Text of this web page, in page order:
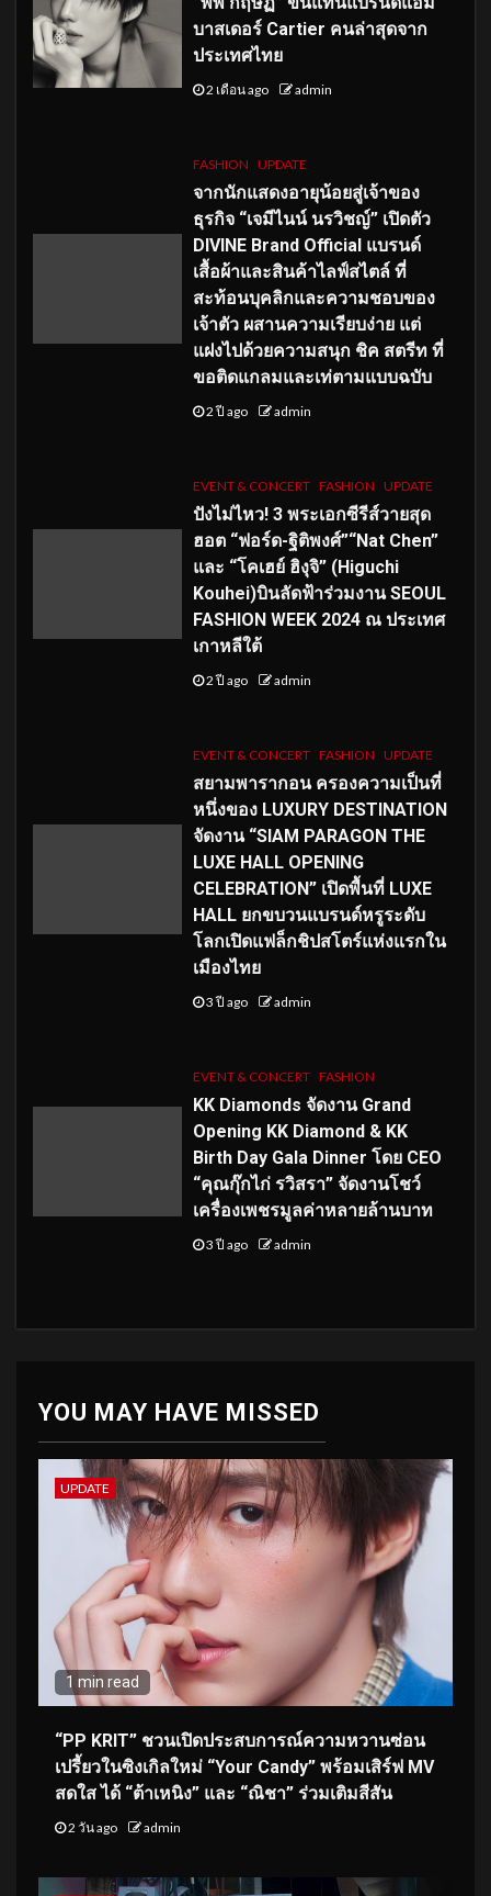
บาสเดอร์ Cartier คนล่าสุดจาก
ประเทศไทย
2 เดือน ago admin
FASHION UPDATE
จากนักแสดงอายุน้อยสู่เจ้าของ
ธุรกิจ “เจมีไนน์ นรวิชญ์” เปิดตัว
DIVINE Brand Official แบรนด์
เสื้อผ้าและสินค้าไลฟ์สไตล์ ที่
สะท้อนบุคลิกและความชอบของ
เจ้าตัว ผสานความเรียบง่าย แต่
แฝงไปด้วยความสนุก ชิค สตรีท ที่
ขอติดแกลมและเท่ตามแบบฉบับ
2 ปี ago admin
EVENT & CONCERT FASHION UPDATE
ปังไม่ไหว! 3 พระเอกซีรีส์วายสุด
ฮอต “ฟอร์ด-ฐิติพงศ์”“Nat Chen”
และ “โคเฮย์ ฮิงุจิ” (Higuchi
Kouhei)บินลัดฟ้าร่วมงาน SEOUL
FASHION WEEK 2024 ณ ประเทศ
เกาหลีใต้
2 ปี ago admin
EVENT & CONCERT FASHION UPDATE
สยามพารากอน ครองความเป็นที่
หนึ่งของ LUXURY DESTINATION
จัดงาน “SIAM PARAGON THE
LUXE HALL OPENING
CELEBRATION” เปิดพื้นที่ LUXE
HALL ยกขบวนแบรนด์หรูระดับ
โลกเปิดแฟล็กชิปสโตร์แห่งแรกใน
เมืองไทย
3 ปี ago admin
EVENT & CONCERT FASHION
KK Diamonds จัดงาน Grand
Opening KK Diamond & KK
Birth Day Gala Dinner โดย CEO
“คุณกุ๊กไก่ รวิสรา” จัดงานโชว์
เครื่องเพชรมูลค่าหลายล้านบาท
3 ปี ago admin
YOU MAY HAVE MISSED
UPDATE
1 min read
“PP KRIT” ชวนเปิดประสบการณ์ความหวานซ่อน
เปรี้ยวในซิงเกิลใหม่ “Your Candy” พร้อมเสิร์ฟ MV
สดใส ได้ “ต้าเหนิง” และ “ณิชา” ร่วมเติมสีสัน
2 วัน ago admin